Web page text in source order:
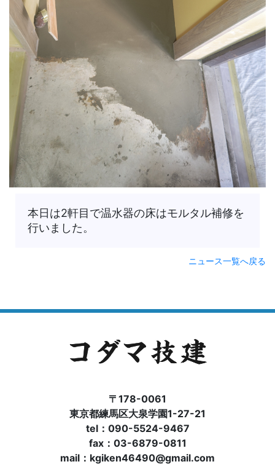
本日は2軒目で温水器の床はモルタル補修を
行いました。
ニュース一覧へ戻る
〒178-0061
東京都練馬区大泉学園1-27-21
tel：090-5524-9467
fax：03-6879-0811
mail：kgiken46490@gmail.com